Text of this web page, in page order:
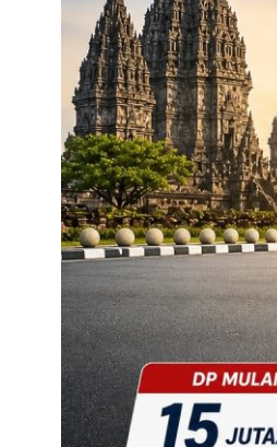
Promo
DP
Ringan
&
Cicilan
Mulai
3
Jutaan